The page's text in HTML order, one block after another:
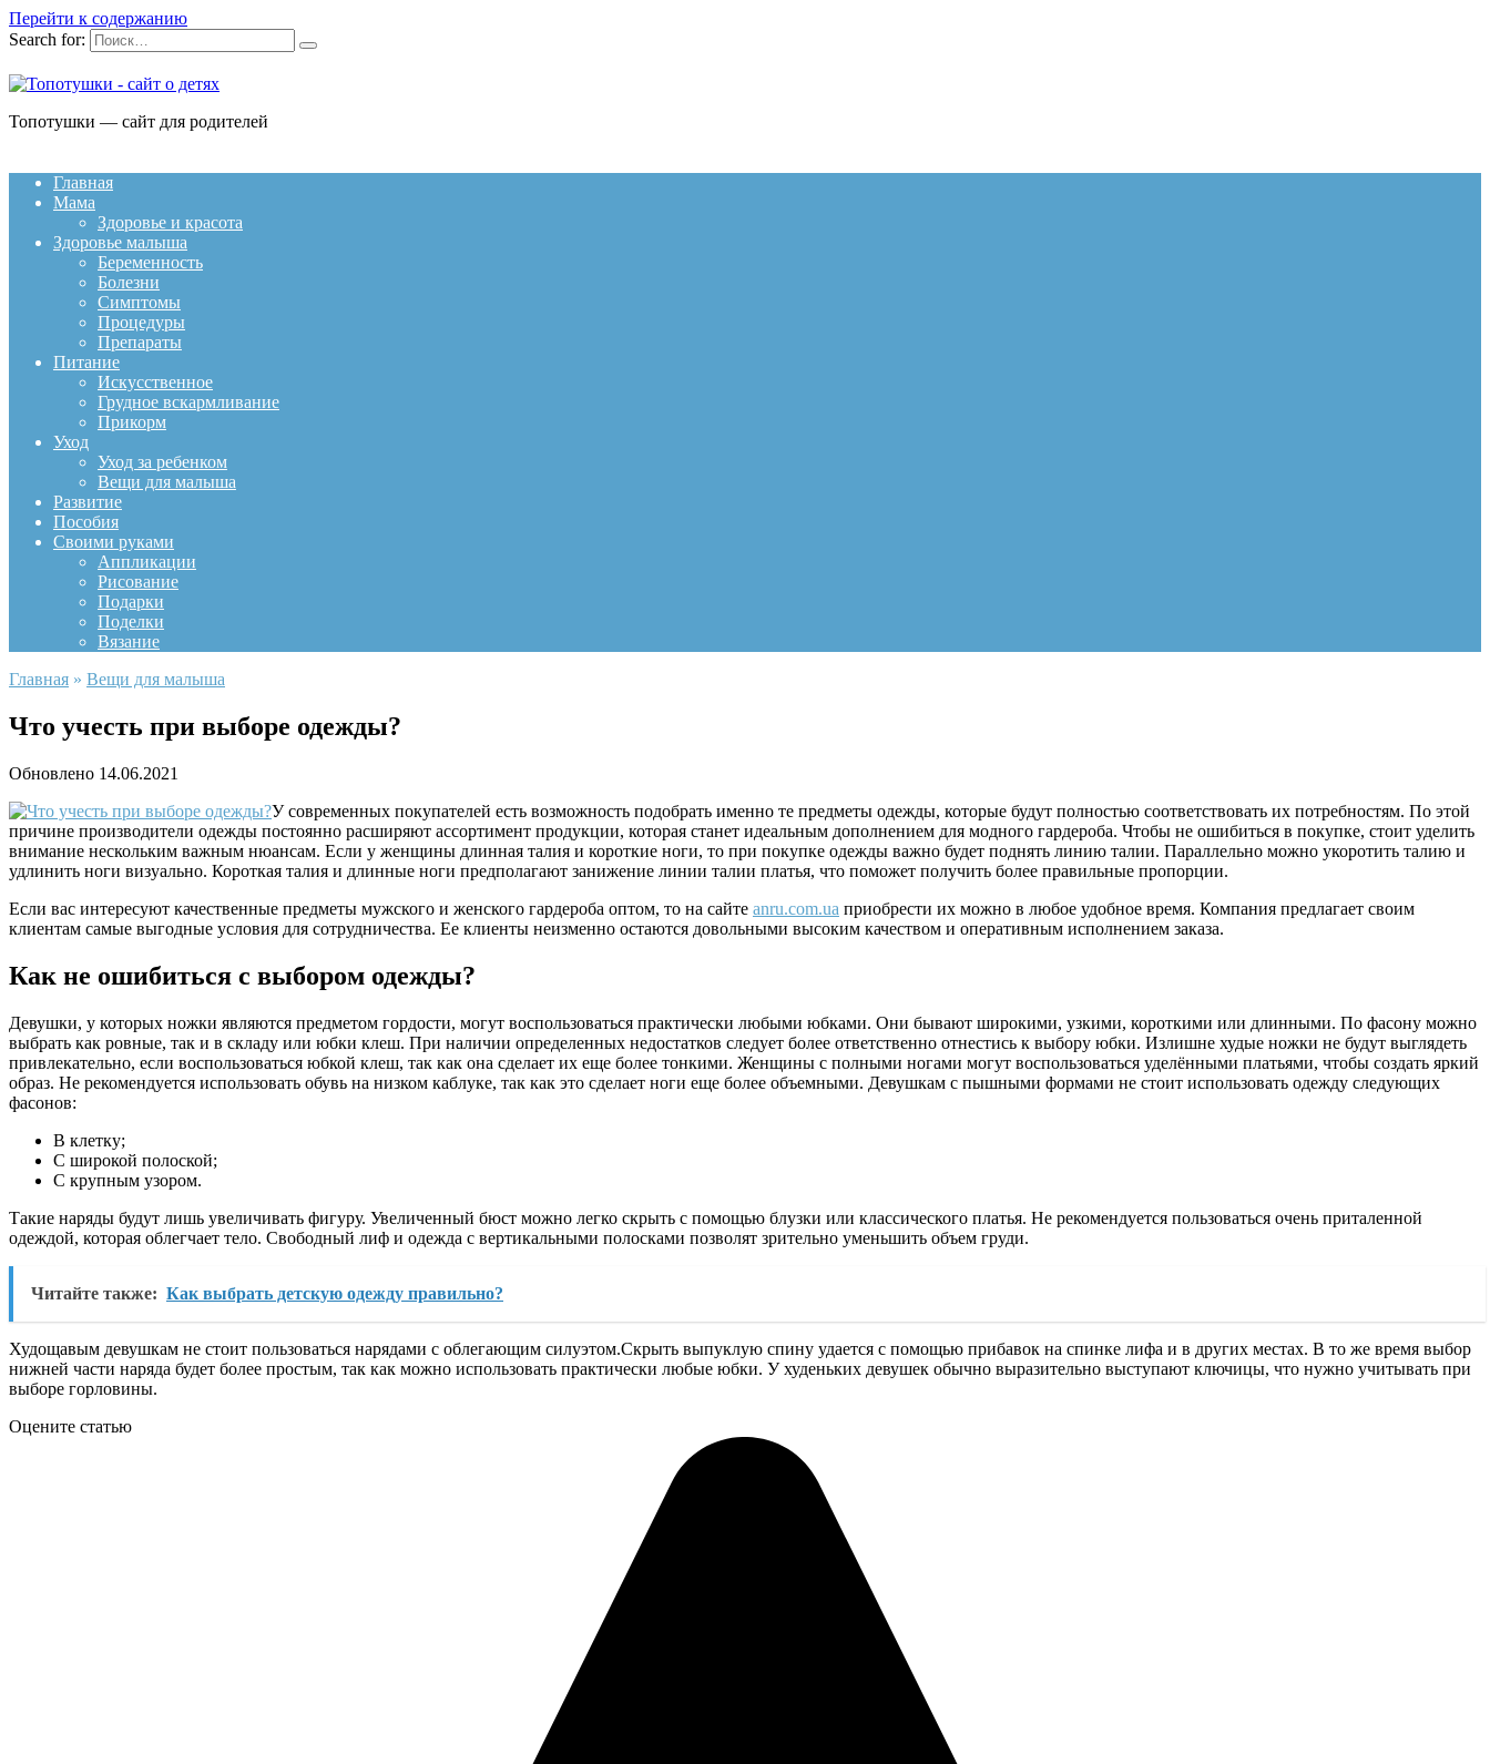
Перейти к содержанию
Search for:
Топотушки — сайт для родителей
Главная
Мама
Здоровье и красота
Здоровье малыша
Беременность
Болезни
Симптомы
Процедуры
Препараты
Питание
Искусственное
Грудное вскармливание
Прикорм
Уход
Уход за ребенком
Вещи для малыша
Развитие
Пособия
Своими руками
Аппликации
Рисование
Подарки
Поделки
Вязание
Главная » Вещи для малыша
Что учесть при выборе одежды?
Обновлено 14.06.2021
У современных покупателей есть возможность подобрать именно те предметы одежды, которые будут полностью соответствовать их потребностям. По этой
причине производители одежды постоянно расширяют ассортимент продукции, которая станет идеальным дополнением для модного гардероба. Чтобы не ошибиться в покупке, стоит уделить
внимание нескольким важным нюансам. Если у женщины длинная талия и короткие ноги, то при покупке одежды важно будет поднять линию талии. Параллельно можно укоротить талию и
удлинить ноги визуально. Короткая талия и длинные ноги предполагают занижение линии талии платья, что поможет получить более правильные пропорции.
Если вас интересуют качественные предметы мужского и женского гардероба оптом, то на сайте anru.com.ua приобрести их можно в любое удобное время. Компания предлагает своим
клиентам самые выгодные условия для сотрудничества. Ее клиенты неизменно остаются довольными высоким качеством и оперативным исполнением заказа.
Как не ошибиться с выбором одежды?
Девушки, у которых ножки являются предметом гордости, могут воспользоваться практически любыми юбками. Они бывают широкими, узкими, короткими или длинными. По фасону можно
выбрать как ровные, так и в складу или юбки клеш. При наличии определенных недостатков следует более ответственно отнестись к выбору юбки. Излишне худые ножки не будут выглядеть
привлекательно, если воспользоваться юбкой клеш, так как она сделает их еще более тонкими. Женщины с полными ногами могут воспользоваться уделёнными платьями, чтобы создать яркий
образ. Не рекомендуется использовать обувь на низком каблуке, так как это сделает ноги еще более объемными. Девушкам с пышными формами не стоит использовать одежду следующих
фасонов:
В клетку;
С широкой полоской;
С крупным узором.
Такие наряды будут лишь увеличивать фигуру. Увеличенный бюст можно легко скрыть с помощью блузки или классического платья. Не рекомендуется пользоваться очень приталенной
одеждой, которая облегчает тело. Свободный лиф и одежда с вертикальными полосками позволят зрительно уменьшить объем груди.
Читайте также: Как выбрать детскую одежду правильно?
Худощавым девушкам не стоит пользоваться нарядами с облегающим силуэтом.Скрыть выпуклую спину удается с помощью прибавок на спинке лифа и в других местах. В то же время выбор
нижней части наряда будет более простым, так как можно использовать практически любые юбки. У худеньких девушек обычно выразительно выступают ключицы, что нужно учитывать при
выборе горловины.
Оцените статью